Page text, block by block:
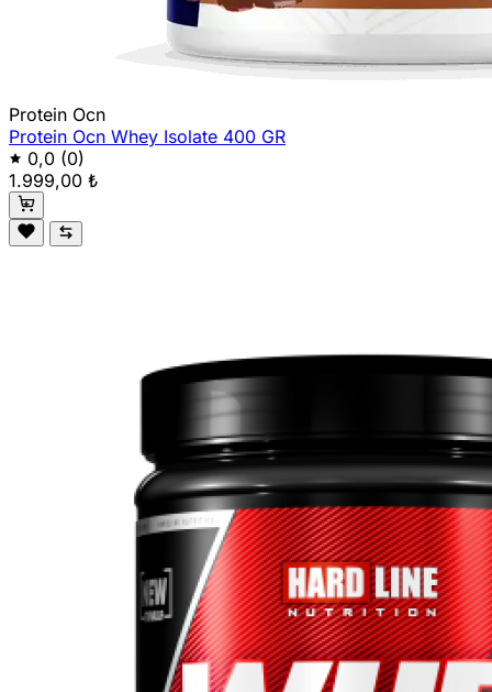
Protein Ocn
Protein Ocn Whey Isolate 400 GR
0,0 (0)
1.999,00 ₺